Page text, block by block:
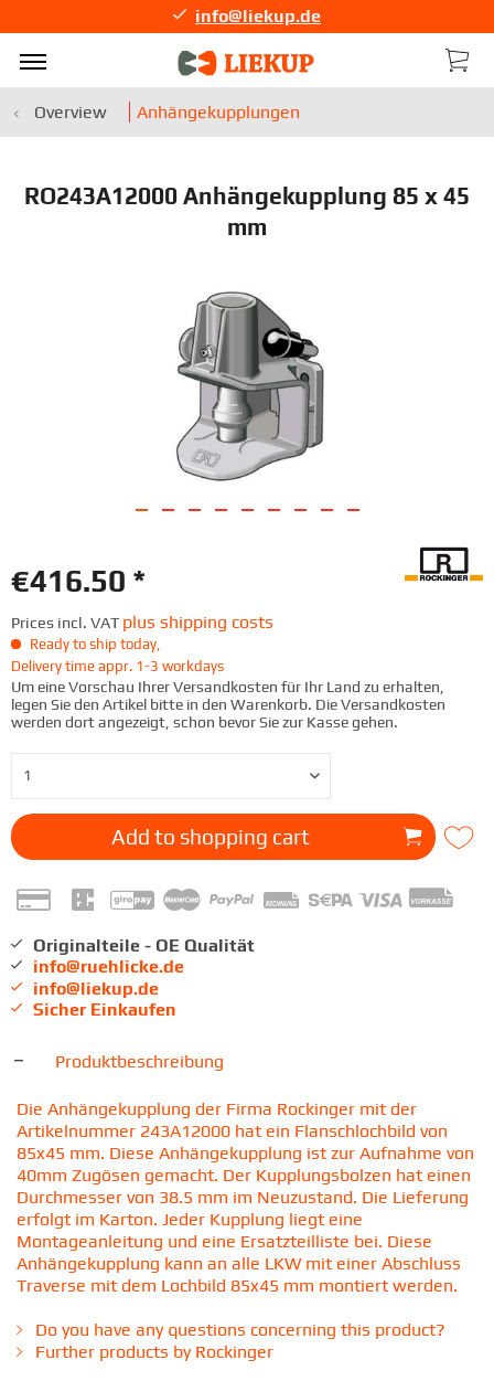
info@liekup.de
Overview Anhängekupplungen
RO243A12000 Anhängekupplung 85 x 45
mm
€416.50 *
Prices incl. VAT plus shipping costs
Ready to ship today,
Delivery time appr. 1-3 workdays
Um eine Vorschau Ihrer Versandkosten für Ihr Land zu erhalten,
legen Sie den Artikel bitte in den Warenkorb. Die Versandkosten
werden dort angezeigt, schon bevor Sie zur Kasse gehen.
Add to shopping cart
Originalteile - OE Qualität
info@ruehlicke.de
info@liekup.de
Sicher Einkaufen
Produktbeschreibung
Die Anhängekupplung der Firma Rockinger mit der
Artikelnummer 243A12000 hat ein Flanschlochbild von
85x45 mm. Diese Anhängekupplung ist zur Aufnahme von
40mm Zugösen gemacht. Der Kupplungsbolzen hat einen
Durchmesser von 38.5 mm im Neuzustand. Die Lieferung
erfolgt im Karton. Jeder Kupplung liegt eine
Montageanleitung und eine Ersatzteilliste bei. Diese
Anhängekupplung kann an alle LKW mit einer Abschluss
Traverse mit dem Lochbild 85x45 mm montiert werden.
Do you have any questions concerning this product?
Further products by Rockinger